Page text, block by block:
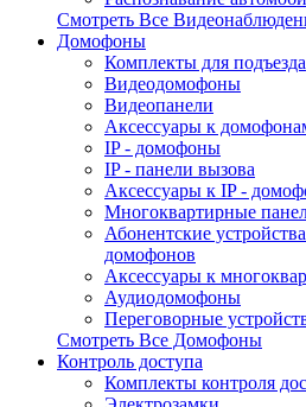
Смотреть Все
Домофоны
Комплекты для подъезда
Видеодомофоны
Видеопанели
Аксессуары к
IP - домофоны
IP - панели вызова
Аксессуары к IP -
Многоквартирные
Абонентские
домофонов
Аксессуары к
Аудиодомофоны
Переговорные
Смотреть Все Домофоны
Контроль доступа
Комплекты контроля